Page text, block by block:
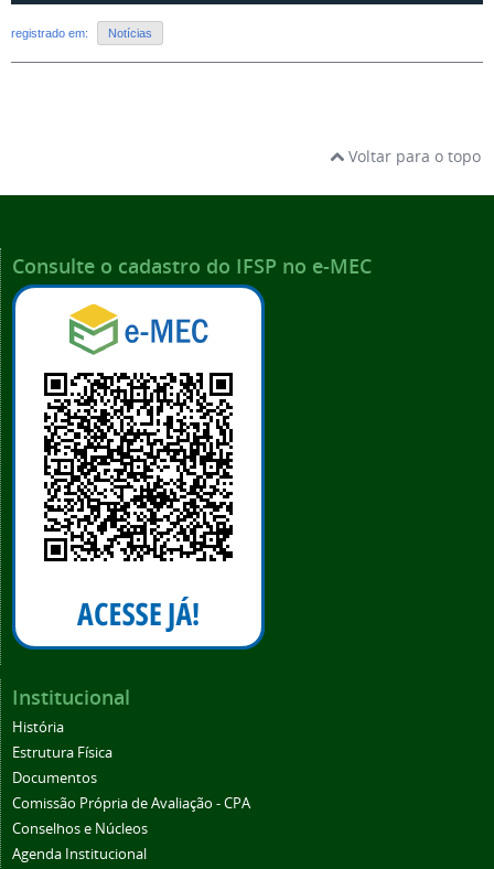
registrado em: Notícias
Voltar para o topo
Consulte o cadastro do IFSP no e-MEC
Institucional
História
Estrutura Física
Documentos
Comissão Própria de Avaliação - CPA
Conselhos e Núcleos
Agenda Institucional